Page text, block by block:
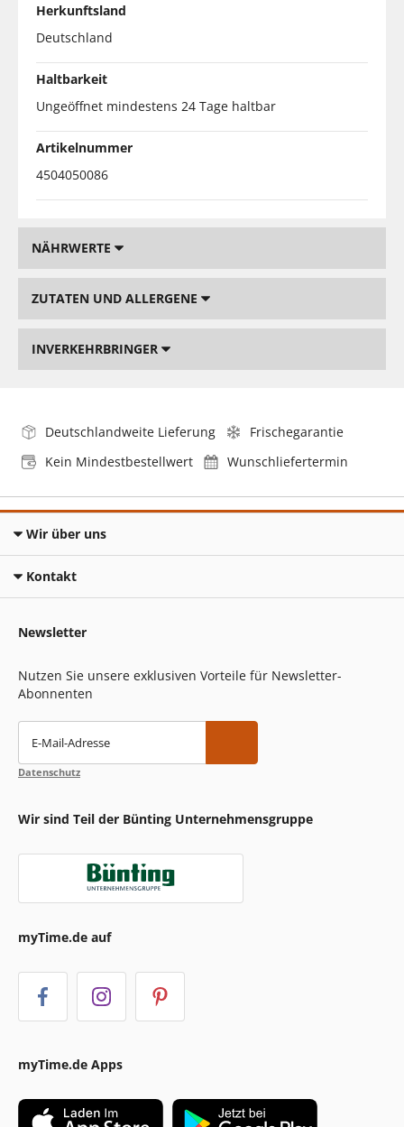
Herkunftsland
Deutschland
Haltbarkeit
Ungeöffnet mindestens 24 Tage haltbar
Artikelnummer
4504050086
NÄHRWERTE
ZUTATEN UND ALLERGENE
INVERKEHRBRINGER
Deutschlandweite Lieferung
Frischegarantie
Kein Mindestbestellwert
Wunschliefertermin
Wir über uns
Kontakt
Newsletter
Nutzen Sie unsere exklusiven Vorteile für Newsletter-
Abonnenten
E-Mail-Adresse
Datenschutz
Wir sind Teil der Bünting Unternehmensgruppe
myTime.de auf
myTime.de Apps